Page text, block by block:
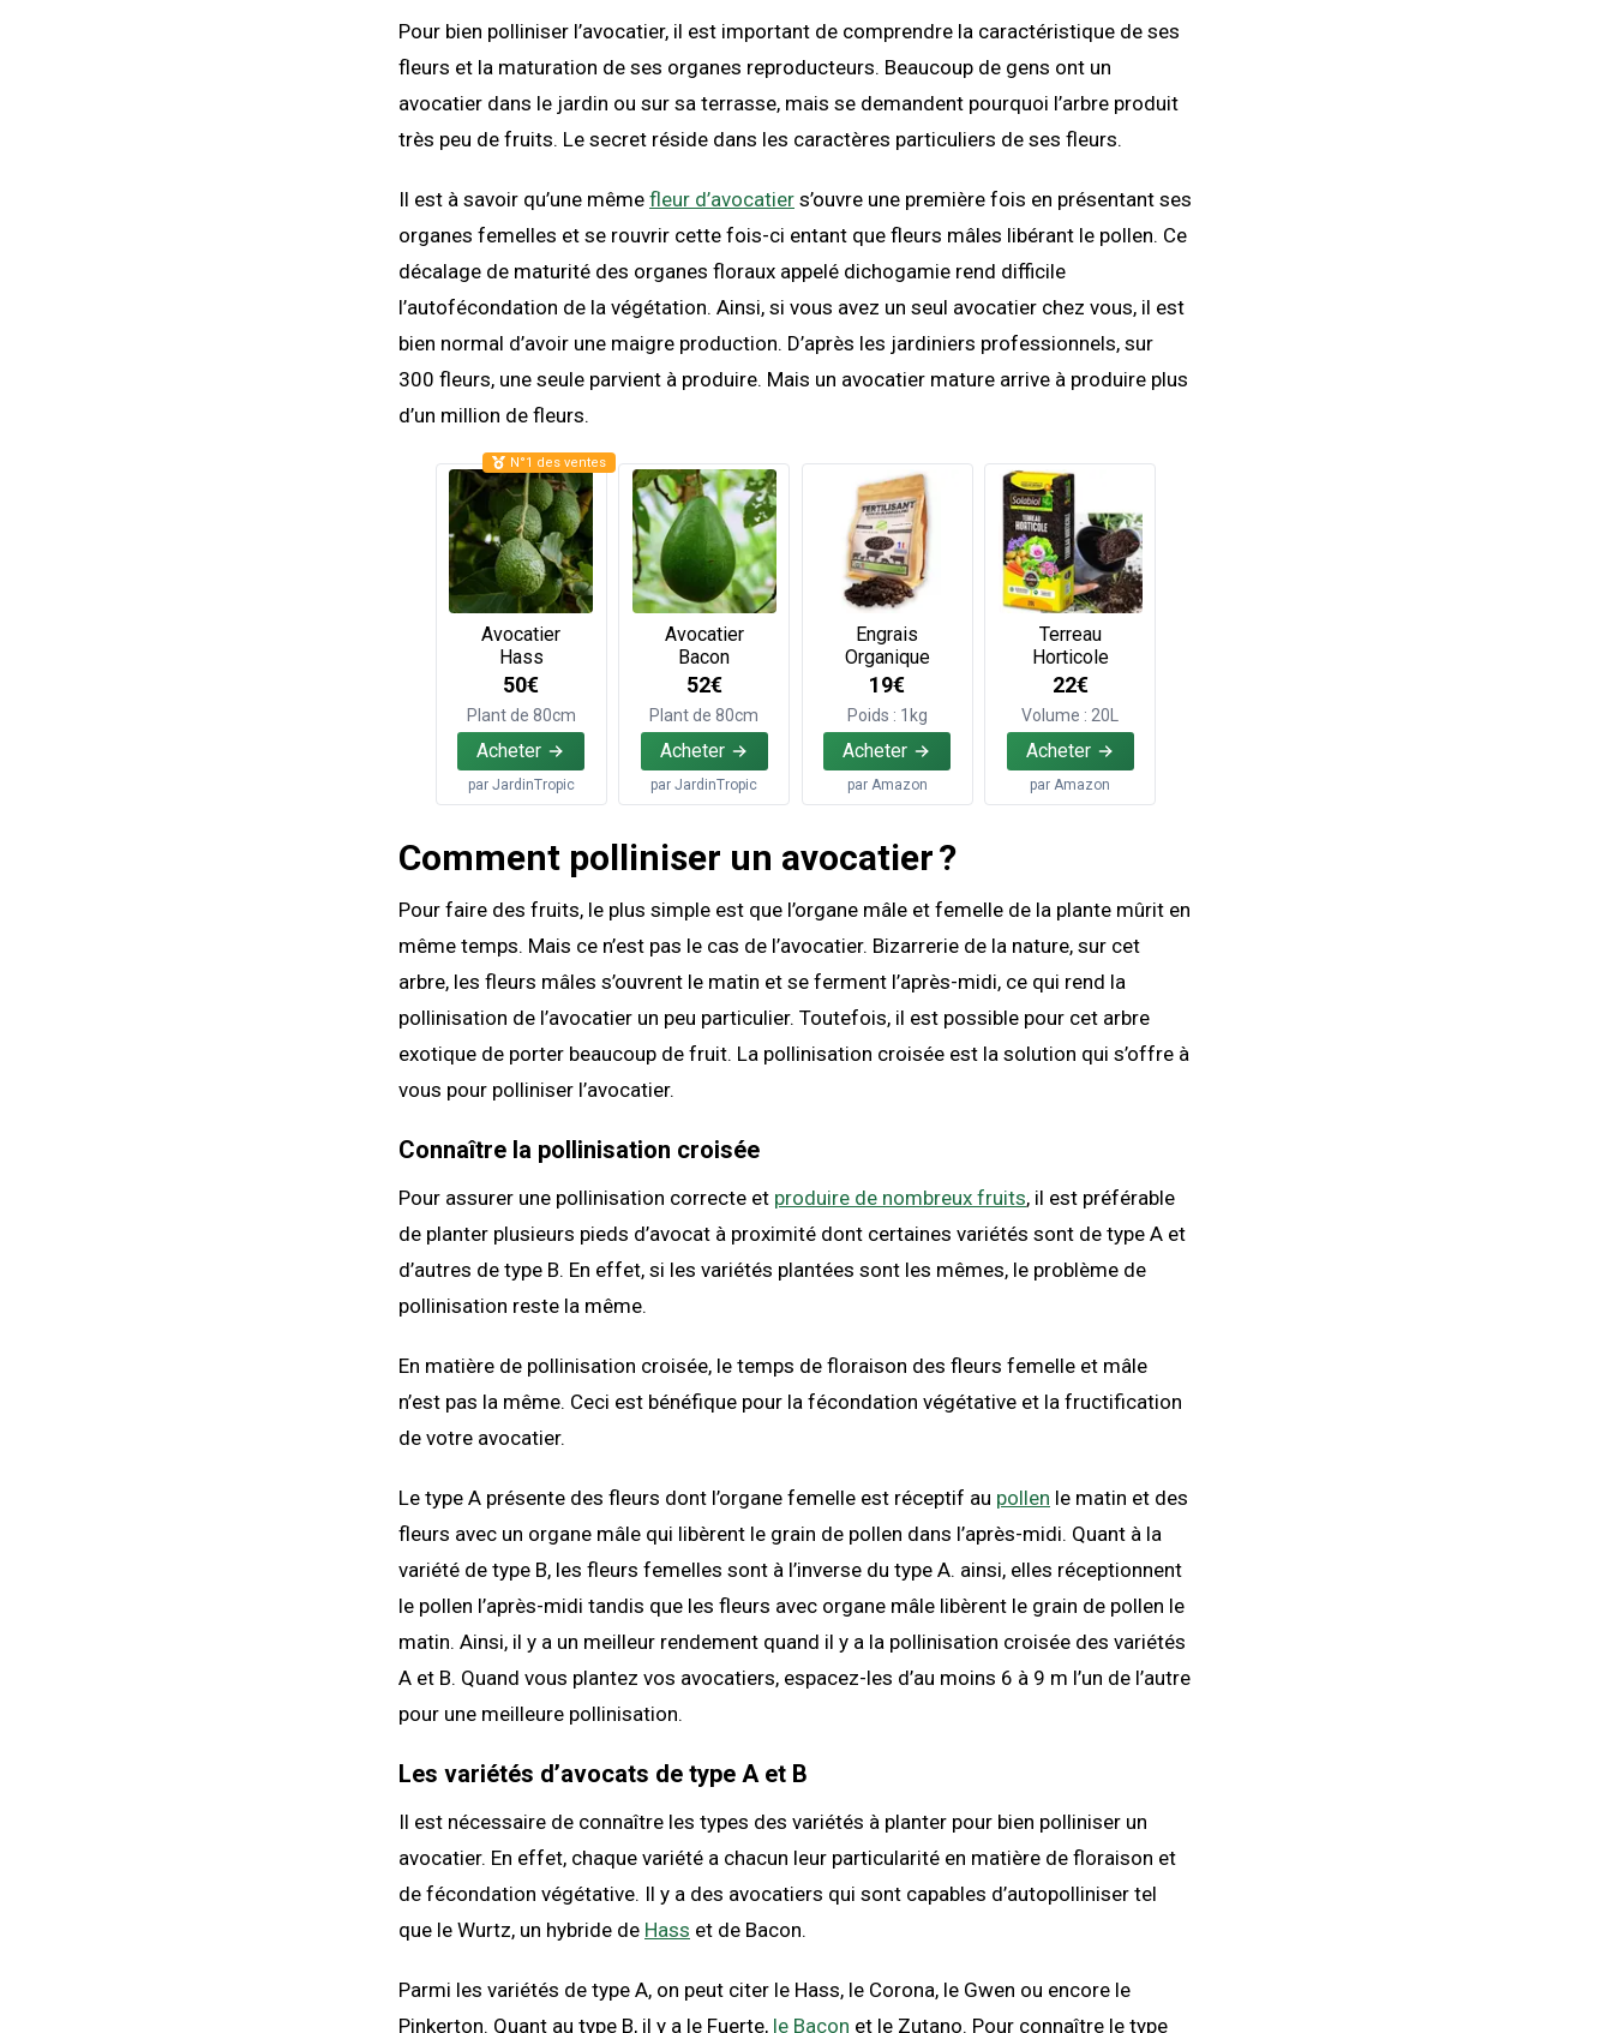
Pour bien polliniser l’avocatier, il est important de comprendre la caractéristique de ses
fleurs et la maturation de ses organes reproducteurs. Beaucoup de gens ont un
avocatier dans le jardin ou sur sa terrasse, mais se demandent pourquoi l’arbre produit
très peu de fruits. Le secret réside dans les caractères particuliers de ses fleurs.
Il est à savoir qu’une même fleur d’avocatier s’ouvre une première fois en présentant ses
organes femelles et se rouvrir cette fois-ci entant que fleurs mâles libérant le pollen. Ce
décalage de maturité des organes floraux appelé dichogamie rend difficile
l’autofécondation de la végétation. Ainsi, si vous avez un seul avocatier chez vous, il est
bien normal d’avoir une maigre production. D’après les jardiniers professionnels, sur
300 fleurs, une seule parvient à produire. Mais un avocatier mature arrive à produire plus
d’un million de fleurs.
Avocatier
Hass
50€
Plant de 80cm
Acheter
par JardinTropic
N°1 des ventes
Avocatier
Bacon
52€
Plant de 80cm
Acheter
parJardinTropic
Engrais
Organique
19€
Poids : 1kg
Acheter
par Amazon
Terreau
Horticole
22€
Volume : 20L
Acheter
parAmazon
Comment polliniser un avocatier ?
Pour faire des fruits, le plus simple est que l’organe mâle et femelle de la plante mûrit en
même temps. Mais ce n’est pas le cas de l’avocatier. Bizarrerie de la nature, sur cet
arbre, les fleurs mâles s’ouvrent le matin et se ferment l’après-midi, ce qui rend la
pollinisation de l’avocatier un peu particulier. Toutefois, il est possible pour cet arbre
exotique de porter beaucoup de fruit. La pollinisation croisée est la solution qui s’offre à
vous pour polliniser l’avocatier.
Connaître la pollinisation croisée
Pour assurer une pollinisation correcte et produire de nombreux fruits, il est préférable
de planter plusieurs pieds d’avocat à proximité dont certaines variétés sont de type A et
d’autres de type B. En effet, si les variétés plantées sont les mêmes, le problème de
pollinisation reste la même.
En matière de pollinisation croisée, le temps de floraison des fleurs femelle et mâle
n’est pas la même. Ceci est bénéfique pour la fécondation végétative et la fructification
de votre avocatier.
Le type A présente des fleurs dont l’organe femelle est réceptif au pollen le matin et des
fleurs avec un organe mâle qui libèrent le grain de pollen dans l’après-midi. Quant à la
variété de type B, les fleurs femelles sont à l’inverse du type A. ainsi, elles réceptionnent
le pollen l’après-midi tandis que les fleurs avec organe mâle libèrent le grain de pollen le
matin. Ainsi, il y a un meilleur rendement quand il y a la pollinisation croisée des variétés
A et B. Quand vous plantez vos avocatiers, espacez-les d’au moins 6 à 9 m l’un de l’autre
pour une meilleure pollinisation.
Les variétés d’avocats de type A et B
Il est nécessaire de connaître les types des variétés à planter pour bien polliniser un
avocatier. En effet, chaque variété a chacun leur particularité en matière de floraison et
de fécondation végétative. Il y a des avocatiers qui sont capables d’autopolliniser tel
que le Wurtz, un hybride de Hass et de Bacon.
Parmi les variétés de type A, on peut citer le Hass, le Corona, le Gwen ou encore le
Pinkerton. Quant au type B, il y a le Fuerte, le Bacon et le Zutano. Pour connaître le type